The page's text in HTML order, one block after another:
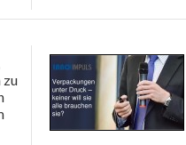
zu